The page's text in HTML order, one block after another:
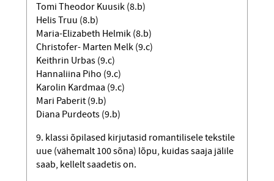
Tomi Theodor Kuusik (8.b)
Helis Truu (8.b)
Maria-Elizabeth Helmik (8.b)
Christofer- Marten Melk (9.c)
Keithrin Urbas (9.c)
Hannaliina Piho (9.c)
Karolin Kardmaa (9.c)
Mari Paberit (9.b)
Diana Purdeots (9.b)
9. klassi õpilased kirjutasid romantilisele tekstile
uue (vähemalt 100 sõna) lõpu, kuidas saaja jälile
saab, kellelt saadetis on.